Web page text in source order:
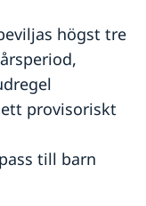
år
högst tre
provisoriskt
till barn